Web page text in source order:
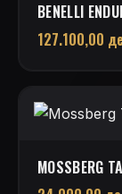
BENELLI
127.100,00
MOSSBERG